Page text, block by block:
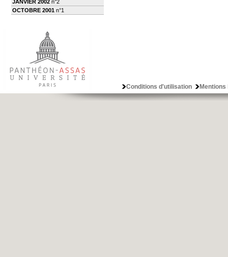
JANVIER 2002 n°2
OCTOBRE 2001 n°1
Conditions d'utilisation Mentions